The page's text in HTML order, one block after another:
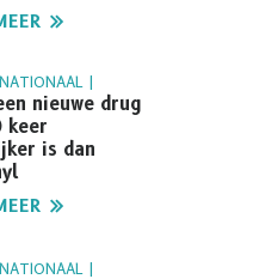
|
nieuwe drug
keer
is dan
|